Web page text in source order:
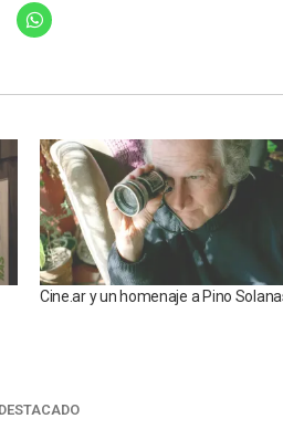
Cine.ar y un homenaje a Pino
DESTACADO